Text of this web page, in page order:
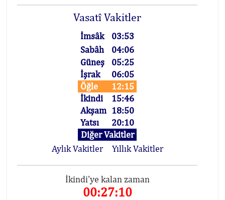
Vasatî Vakitler
İmsâk
03:53
Sabâh
04:06
Güneş
05:25
İşrak
06:05
Öğle
12:15
İkindi
15:46
Akşam 18:50
Yatsı
20:10
Diğer Vakitler
Aylık Vakitler
Yıllık Vakitler
İkindi'ye kalan zaman
00:27:10